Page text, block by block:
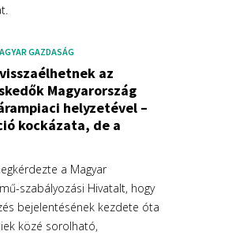
GAZDASÁG
az
Magyarország
helyzetével –
kockázata, de a
a Magyar
szabályozási Hivatalt, hogy
bejelentésének kezdete óta
közé sorolható,